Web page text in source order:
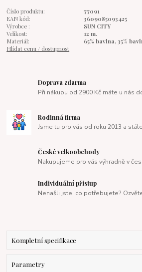
Číslo produktu:
77091
EAN kód:
3609085093425
Výrobce :
SUN CITY
Velikost:
12 m.
Materiál:
65% bavlna, 35%
Hlídat cenu / dostupnost
Doprava zdarma
Při nákupu od 2900 Kč máte u nás
Rodinná firma
Jsme tu pro vás od roku 2013 a
České velkoobchody
Nakupujeme pro vás výhradně v
Individuální přistup
Nenašli jste, co potřebujete?
Kompletní specifikace
Parametry